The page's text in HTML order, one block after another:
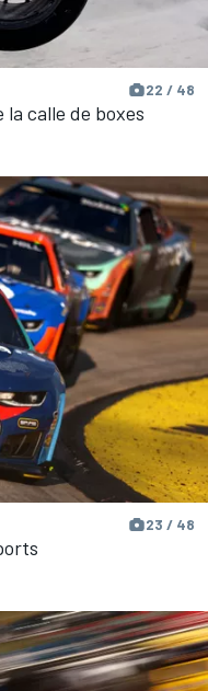
22 / 48
calle de boxes
23 / 48